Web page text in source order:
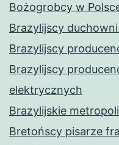
Bożogrobcy w
Brazylijscy
Brazylijscy
Brazylijscy
elektrycznych
Brazylijskie
Bretońscy pisarze